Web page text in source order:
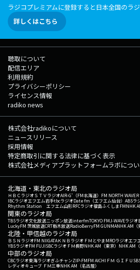
ラジコプレミアムに登録すると日本全国のラ
詳しくはこちら
聴取について
配信エリア
利用規約
プライバシーポリシー
ライセンス情報
radiko news
株式会社radikoについて
ニュースリリース
採用情報
特定商取引に関する法律に基づく表示
株式会社メディアプラットフォームラボにつ
北海道・東北のラジオ局
ＨＢＣラジオＳＴＶラジオAIR-G'（FM北海道） FM NORTH WAVE
IBCラジオエフエム岩手tbcラジオDate fm（エフエム仙台） ABSラ
Rhythm Station エフエム山形RFCラジオ福島ふくしまFMNHK
関東のラジオ局
TBSラジオ文化放送ニッポン放送interfmTOKYO FMJ-WAVEラジオ
LuckyFM 茨城放送CRT栃木放送RadioBerryFM GUNMANHK AM（
北陸・甲信越のラジオ局
ＢＳＮラジオFM NIIGATAＫＮＢラジオ ＦＭとやまMROラジオエフ
YBSラジオFM FUJISBCラジオ ＦＭ長野NHK AM（東京） NHK AM（
中部のラジオ局
CBCラジオ東海ラジオぎふチャンZIP-FMFM AICHI ＦＭ ＧＩＦＵ
レディオキューブ ＦＭ三重NHK AM（名古屋）